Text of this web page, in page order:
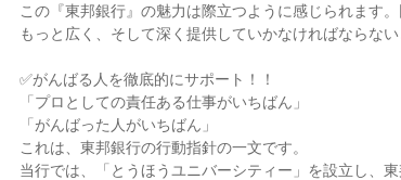
この『東邦銀行』の魅力は際立つように感じられます
もっと広く、そして深く提供していかなければならない
✅がんばる人を徹底的にサポート！！
「プロとしての責任ある仕事がいちばん」
「がんばった人がいちばん」
これは、東邦銀行の行動指針の一文です。
当行では、「とうほうユニバーシティー」を設立し、